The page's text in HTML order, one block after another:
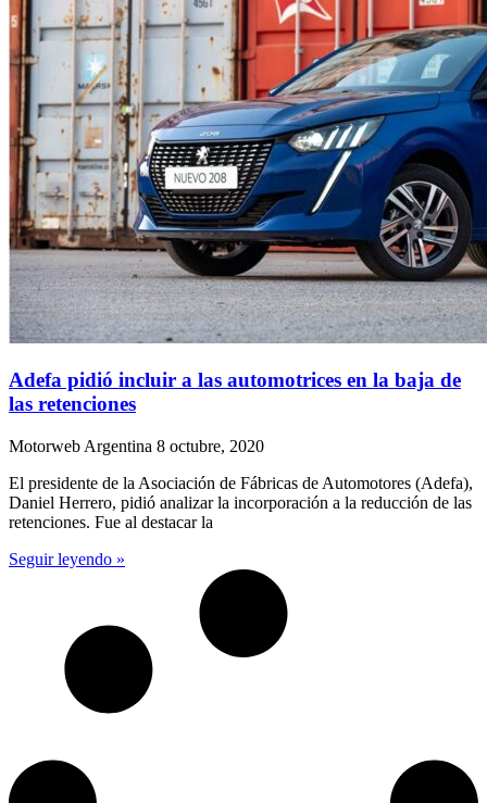
Adefa pidió incluir a las automotrices en la baja de
las retenciones
Motorweb Argentina 8 octubre, 2020
El presidente de la Asociación de Fábricas de Automotores (Adefa),
Daniel Herrero, pidió analizar la incorporación a la reducción de las
retenciones. Fue al destacar la
Seguir leyendo »